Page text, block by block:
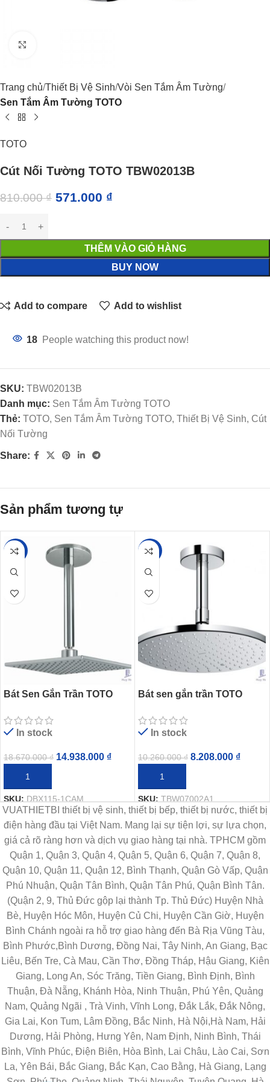
Trang chủ Thiết Bị Vệ Sinh Vòi Sen Tắm Âm Tường
Sen Tắm Âm Tường TOTO
TOTO
Cút Nối Tường TOTO TBW02013B
810.000₫ 571.000 ₫
THÊM VÀO GIỎ HÀNG
BUY NOW
Add to compare Add to wishlist
18 People watching this product now!
SKU: TBW02013B
Danh mục: Sen Tắm Âm Tường TOTO
Thẻ: TOTO, Sen Tắm Âm Tường TOTO, Thiết Bị Vệ Sinh, Cút
Nối Tường
Share:
Sản phẩm tương tự
-20%
Bát Sen Gắn Trần TOTO
200mm
In stock
18.670.000₫ 14.938.000 ₫
THÊM VÀO GIỎ HÀNG
SKU:DBX115-1CAM
-20%
Bát sen gắn trần TOTO
Dòng G
In stock
10.260.000₫ 8.208.000 ₫
THÊM VÀO GIỎ HÀNG
SKU:TBW07002A1
VUATHIETBI thiết bị vệ sinh, thiết bị bếp, thiết bị nước, thiết bị
điện hàng đầu tại Việt Nam. Mang lại sự tiện lợi, sự lựa chọn,
giá cả rõ ràng hơn và dịch vụ giao hàng tại nhà. TPHCM gồm
Quận 1, Quận 3, Quận 4, Quận 5, Quận 6, Quận 7, Quận 8,
Quận 10, Quận 11, Quận 12, Bình Thạnh, Quận Gò Vấp, Quận
Phú Nhuận, Quận Tân Bình, Quận Tân Phú, Quận Bình Tân.
(Quận 2, 9, Thủ Đức gộp lại thành Tp. Thủ Đức) Huyện Nhà
Bè, Huyện Hóc Môn, Huyện Củ Chi, Huyện Cần Giờ, Huyện
Bình Chánh ngoài ra hỗ trợ giao hàng đến Bà Rịa Vũng Tàu,
Bình Phước,Bình Dương, Đồng Nai, Tây Ninh, An Giang, Bạc
Liêu, Bến Tre, Cà Mau, Cần Thơ, Đồng Tháp, Hậu Giang, Kiên
Giang, Long An, Sóc Trăng, Tiền Giang, Bình Định, Bình
Thuận, Đà Nẵng, Khánh Hòa, Ninh Thuận, Phú Yên, Quảng
Nam, Quảng Ngãi , Trà Vinh, Vĩnh Long, Đắk Lắk, Đắk Nông,
Gia Lai, Kon Tum, Lâm Đồng, Bắc Ninh, Hà Nội,Hà Nam, Hải
Dương, Hải Phòng, Hưng Yên, Nam Định, Ninh Bình, Thái
Bình, Vĩnh Phúc, Điện Biên, Hòa Bình, Lai Châu, Lào Cai, Sơn
La, Yên Bái, Bắc Giang, Bắc Kạn, Cao Bằng, Hà Giang, Lạng